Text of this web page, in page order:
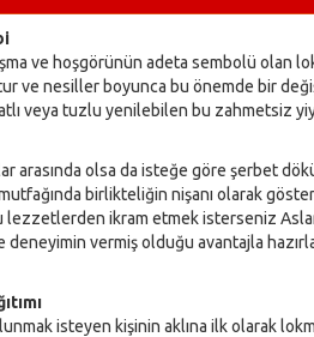
ve hoşgörünün adeta sembolü olan
ve nesiller boyunca bu önemde bir
veya tuzlu yenilebilen bu zahmetsiz
arasında olsa da isteğe göre şerbet
birlikteliğin nişanı olarak
lezzetlerden ikram etmek isterseniz
vermiş olduğu avantajla
isteyen kişinin aklına ilk olarak